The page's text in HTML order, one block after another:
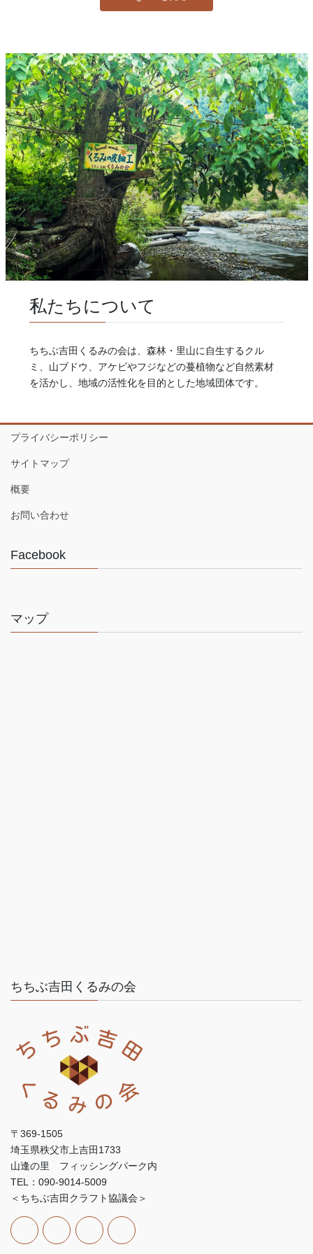
私たちについて
ちちぶ吉田くるみの会は、森林・里山に自生するクル
ミ、山ブドウ、アケビやフジなどの蔓植物など自然素材
を活かし、地域の活性化を目的とした地域団体です。
プライバシーポリシー
サイトマップ
概要
お問い合わせ
Facebook
マップ
ちちぶ吉田くるみの会
〒369-1505
埼玉県秩父市上吉田1733
山逢の里 フィッシングパーク内
TEL：090-9014-5009
＜ちちぶ吉田クラフト協議会＞